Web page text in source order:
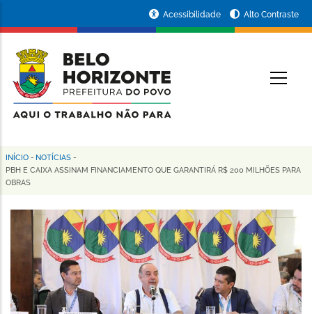
conteúdo
principal
da
Prefeitura
de
Horizonte
Acessibilidade Alto Contraste
Trilha
de
navegação
INÍCIO - NOTÍCIAS -
PBH E CAIXA ASSINAM FINANCIAMENTO QUE GARANTIRÁ R$ 200 MILHÕES PARA
OBRAS